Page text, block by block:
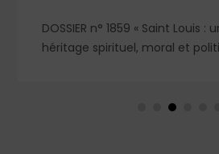
DOSSIER n° 1859 « Saint Louis :
héritage spirituel, moral et
Castille, mère dévouée et reine